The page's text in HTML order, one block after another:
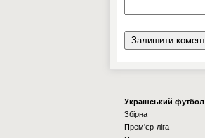
Українcький футбол
Збірна
Прем'єр-ліга